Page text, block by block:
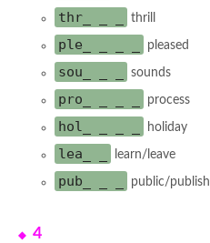
thr_ _ _ thrill
ple_ _ _ _ pleased
sou_ _ _ sounds
pro_ _ _ _ process
hol_ _ _ _ holiday
lea_ _ learn/leave
pub_ _ _ public/publish
4